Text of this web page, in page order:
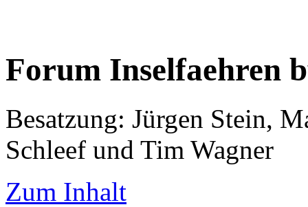
Forum Inselfaehren
Besatzung: Jürgen Stein,
Schleef und Tim Wagner
Zum Inhalt